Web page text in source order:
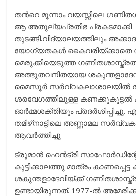
തന്‍റെ മൂന്നാം വയസ്സിലെ
ആ അതുല്യപ്രതിഭ പ്രകടമാക്കി
തുടങ്ങി.വിദ്യാലയത്തിലും
യോഗ്യതകൾ കൈവരിയ്ക്കാതെ
മെരുക്കിയെടുത്ത
അത്ഭുതവനിതയായ
മൈസൂർ സർ‌വ്വകലാശാലയിൽ
ശരവേഗത്തിലുള്ള കണക്കുകൂട്ടൽ
ഓർമ്മശക്തിയും പ്രദർ‌ശിപ്പിച്ചു.
തമിഴ്‌നാട്ടിലെ അണ്ണാമല
ആവർത്തിച്ചു
ട്രൂമാൻ ഹെൻട്രി
കുട്ടിക്കാലത്തു മാത്രം കാണപ്പെട്ട
ശകുന്തളാദേവിയ്ക്ക്
ഉണ്ടായിരുന്നത്. 1977-ൽ